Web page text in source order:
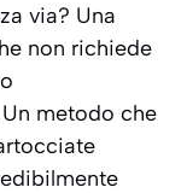
via? Una
non richiede
Un metodo che